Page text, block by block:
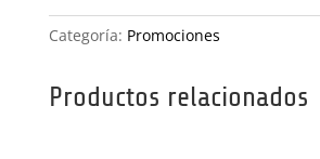
guarderías/
Autismo
Categoría: Promociones
Productos relacionados